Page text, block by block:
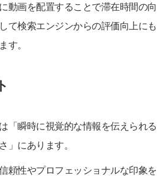
動画を配置することで滞在時間の向
て検索エンジンからの評価向上にも
す。
「瞬時に視覚的な情報を伝えられる
」にあります。
頼性やプロフェッショナルな印象を